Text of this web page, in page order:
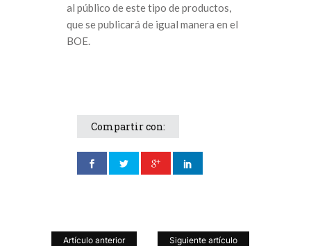
al público de este tipo de productos,
que se publicará de igual manera en el
BOE.
Compartir con:
Artículo anterior Siguiente artículo